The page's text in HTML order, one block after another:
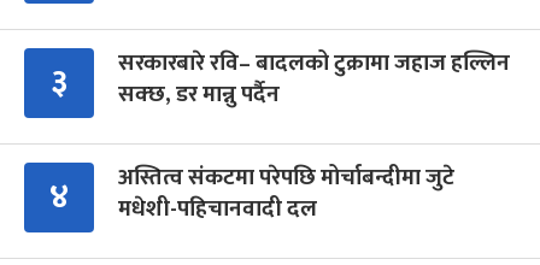
३
सरकारबारे रवि– बादलको टुक्रामा जहाज हल्लिन
सक्छ, डर मान्नु पर्दैन
४
अस्तित्व संकटमा परेपछि मोर्चाबन्दीमा जुटे
मधेशी-पहिचानवादी दल